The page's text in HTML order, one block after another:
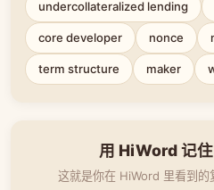
undercollateralized lending
core developer nonce
term structure maker
用 HiWord 记住
这就是你在 HiWord 里看到